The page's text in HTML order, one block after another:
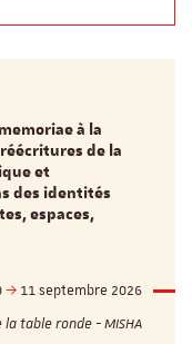
à la
de la
et
des identités
espaces,
11 septembre 2026
la table ronde - MISHA